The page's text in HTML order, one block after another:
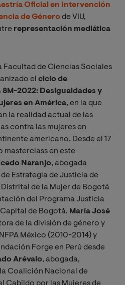
Oficial en Intervención
de Génerode VIU,
representación mediática
Facultad de Ciencias Sociales
el ciclo de
2022: Desigualdades y
en América, en la que
la realidad actual de las
contra las mujeres en
americano. Desde el 17
masterclass en este
Naranjo, abogada
Estrategia de Justicia de
de la Mujer de Bogotá
del Programa Justicia
de Bogotá. María José
de la división de género y
México (2010-2014) y
Forge en Perú desde
Arévalo, abogada,
Coalición Nacional de
Cabildo por las Mujeres de